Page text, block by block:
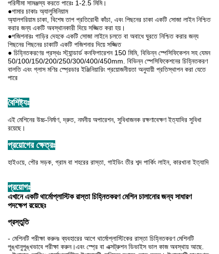
পরিসীমা সামঞ্জস্য করতে পারেঃ 1-2.5 মিমি।
●গামার চাকাঃ অ্যালুমিনিয়াম
অ্যালগরিয়াম চাকা, বিশেষ তাপ প্রতিরোধী কাঁচা, এবং পিছনের চাকা একটি সোজা লাইন নিশ্চিত
করার জন্য একটি অবস্থানকারী দিয়ে সজ্জিত করা হয়।
●পজিশনারঃ গাড়ির দেহকে একটি সোজা লাইনে চলতে বা অবাধে ঘুরতে নিশ্চিত করার জন্য
পিছনের পিছনের চাকাটি একটি পজিশনার দিয়ে সজ্জিত
● চিহ্নিতকরণের প্রস্থঃ স্ট্যান্ডার্ড কনফিগারেশন 150 মিমি, বিভিন্ন স্পেসিফিকেশন সহ যেমন
50/100/150/200/250/300/400/450mm. বিভিন্ন স্পেসিফিকেশনের চিহ্নিতকরণ
বালতি এবং গ্লাস মণির স্প্রেডার ইঞ্জিনিয়ারিং প্রয়োজনীয়তা অনুযায়ী প্রতিস্থাপন করা যেতে
পারে
বৈশিষ্ট্যঃ
এই মেশিনের উচ্চ-নির্মাণ, দ্রুত, নমনীয় অপারেশন, সুবিধাজনক রক্ষণাবেক্ষণ ইত্যাদির সুবিধা
রয়েছে।
প্রয়োগের ক্ষেত্রঃ
হাইওয়ে, পৌর সড়ক, গ্রাম বা শহরের রাস্তা, গাইডিং তীর শব্দ পার্কিং লাইন, কারখানা ইত্যাদি
প্রয়োগঃ
এখানে একটি থার্মোপ্লাস্টিক রাস্তা চিহ্নিতকরণ মেশিন চালানোর জন্য সাধারণ
পদক্ষেপ রয়েছেঃ
প্রস্তুতি
- মেশিনটি পরীক্ষা করুনঃ ব্যবহারের আগে থার্মোপ্লাস্টিকের রাস্তা চিহ্নিতকরণ মেশিনটি
পুঙ্খানুপুঙ্খভাবে পরীক্ষা করুন।এবং স্প্রে বা এক্সট্রুশন ডিভাইস ভাল কাজ অবস্থায় আছে.